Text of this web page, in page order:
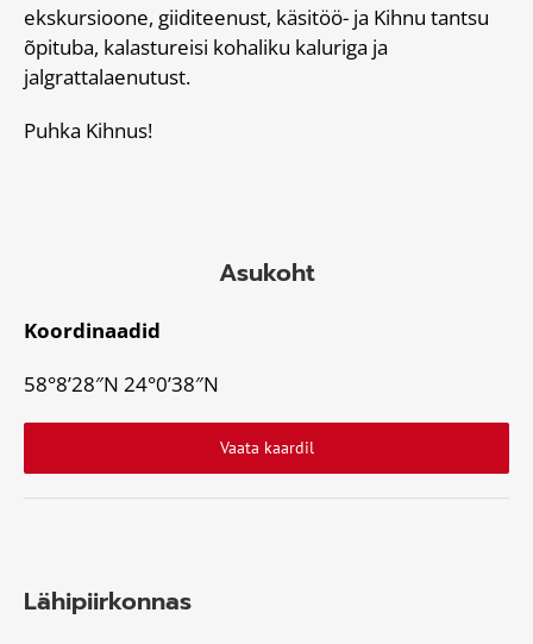
ekskursioone, giiditeenust, käsitöö- ja Kihnu tantsu
õpituba, kalastureisi kohaliku kaluriga ja
jalgrattalaenutust.
Puhka Kihnus!
Asukoht
Koordinaadid
58°8’28″N 24°0’38″N
Vaata kaardil
Lähipiirkonnas